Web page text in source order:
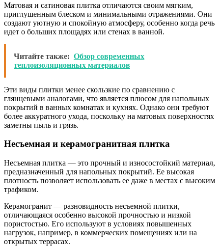
Матовая и сатиновая плитка отличаются своим мягким,
приглушенным блеском и минимальными отражениями. Они
создают уютную и спокойную атмосферу, особенно когда речь
идет о больших площадях или стенах в ванной.
Читайте также: Обзор современных
теплоизоляционных материалов
Эти виды плитки менее скользкие по сравнению с
глянцевыми аналогами, что является плюсом для напольных
покрытий в ванных комнатах и кухнях. Однако они требуют
более аккуратного ухода, поскольку на матовых поверхностях
заметны пыль и грязь.
Несъемная и керамогранитная плитка
Несъемная плитка — это прочный и износостойкий материал,
предназначенный для напольных покрытий. Ее высокая
плотность позволяет использовать ее даже в местах с высоким
трафиком.
Керамогранит — разновидность несъемной плитки,
отличающаяся особенно высокой прочностью и низкой
пористостью. Его используют в условиях повышенных
нагрузок, например, в коммерческих помещениях или на
открытых террасах.